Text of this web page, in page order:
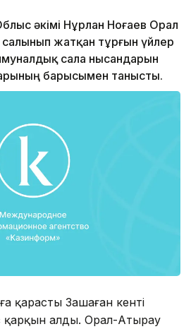
әкімі Нұрлан Ноғаев Орал
жатқан тұрғын үйлер
сала нысандарын
барысымен танысты.
қарасты Зашаған кенті
қарқын алды. Орал-Атырау